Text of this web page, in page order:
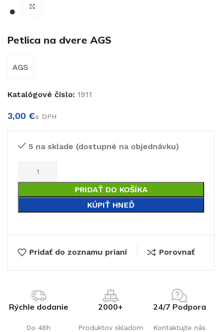
Petlica na dvere AGS
AGS
Katalógové číslo: 1911
€
5 na sklade (dostupné na objednávku)
PRIDAŤ DO KOŠÍKA
KÚPIŤ HNEĎ
Pridať do zoznamu prianí Porovnať
Rýchle dodanie
Do 48h
2000+
Produktov skladom
24/7 Podpora
Kontaktujte nás